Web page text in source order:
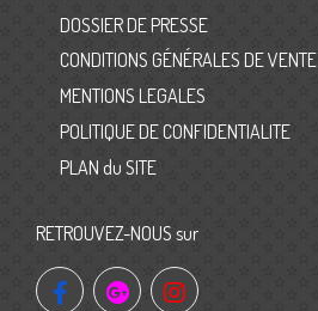
DOSSIER DE PRESSE
CONDITIONS GÉNÉRALES DE VENTE
MENTIONS LEGALES
POLITIQUE DE CONFIDENTIALITE
PLAN du SITE
RETROUVEZ-NOUS sur